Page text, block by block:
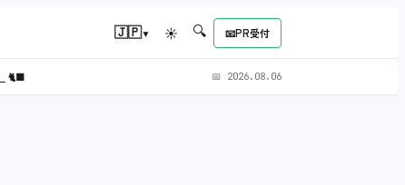
🇯🇵▾ ☀ 🔍 📧PR受付
🐈‍⬛ 📅 2026.08.06